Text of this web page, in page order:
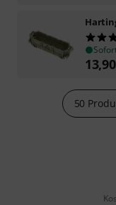
13,90
50